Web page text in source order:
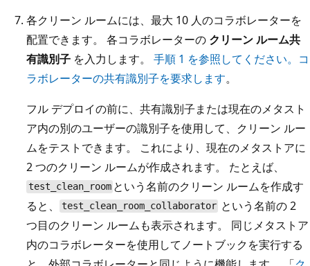
各クリーン ルームには、最大 10 人のコラボレーターを
配置できます。 各コラボレーターの クリーン ルーム共
有識別子 を入力します。 手順 1 を参照してください。コ
ラボレーターの共有識別子を要求します。
フル デプロイの前に、共有識別子または現在のメタスト
ア内の別のユーザーの識別子を使用して、クリーン ルー
ムをテストできます。 これにより、現在のメタストアに
2 つのクリーン ルームが作成されます。 たとえば、
test_clean_room という名前のクリーン ルームを作成す
ると、
test_clean_room_collaborator という名前の 2
つ目のクリーン ルームも表示されます。 同じメタストア
内のコラボレーターを使用してノートブックを実行する